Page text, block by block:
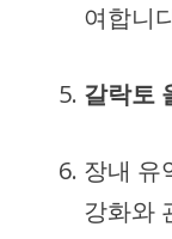
여합니
갈락토
장내 유
강화와